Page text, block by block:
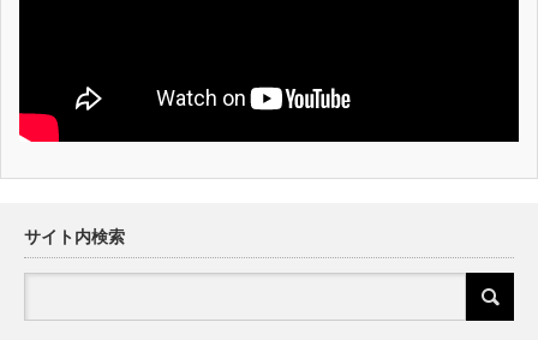
サイト内検索